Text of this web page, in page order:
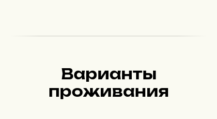
Варианты
проживания